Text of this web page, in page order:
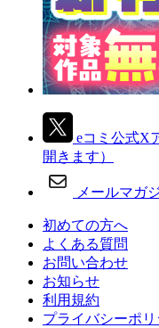
eコミ公式X
開きます）
メールマガ
初めての方へ
よくある質問
お問い合わせ
お知らせ
利用規約
プライバシーポリ